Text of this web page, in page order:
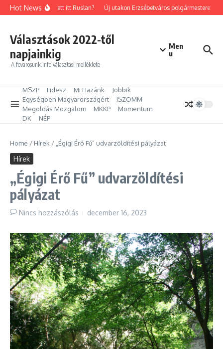
Ugrás a tartalomhoz
Hot NewsMit keresett itt Ruslan? Új utakon Erzsébetváros polgármestere:
Választások 2022-től
napjainkig
A fovarosunk.info választási melléklete
Men
u
MSZP Fidesz Mi Hazánk
Jobbik
Egységben Magyarországért
ISZOMM
Megoldás Mozgalom
MKKP
Momentum
DK
NÉP
Home / Hírek / „Égigi Érő Fű” udvarzöldítési pályázat
Hírek
„Égigi Érő Fű” udvarzöldítési
pályázat
Nincs hozzászólás december 16, 2023